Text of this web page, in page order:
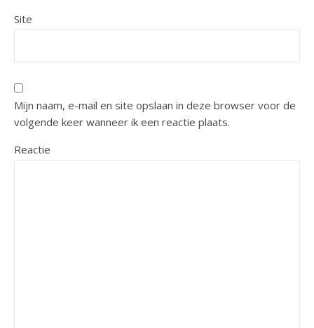
Site
Mijn naam, e-mail en site opslaan in deze browser voor de
volgende keer wanneer ik een reactie plaats.
Reactie